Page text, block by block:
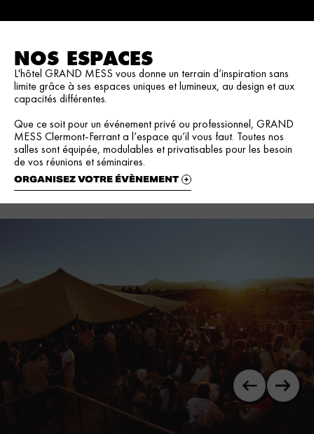
NOS ESPACES
L'hôtel GRAND MESS vous donne un terrain d’inspiration sans
limite grâce à ses espaces uniques et lumineux, au design et aux
capacités différentes.
Que ce soit pour un événement privé ou professionnel, GRAND
MESS Clermont-Ferrant a l’espace qu’il vous faut. Toutes nos
salles sont équipée, modulables et privatisables pour les besoin
de vos réunions et séminaires.
ORGANISEZ VOTRE ÉVÈNEMENT